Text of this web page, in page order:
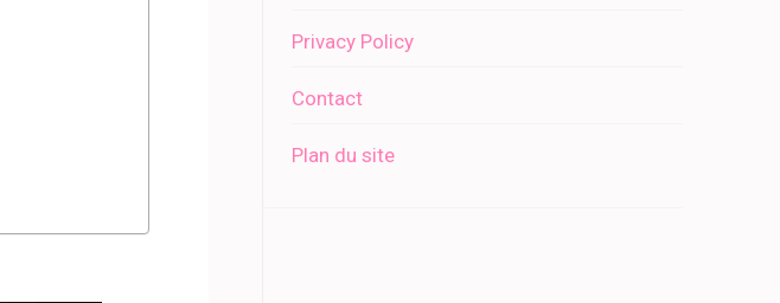
Privacy Policy
Contact
Plan du site